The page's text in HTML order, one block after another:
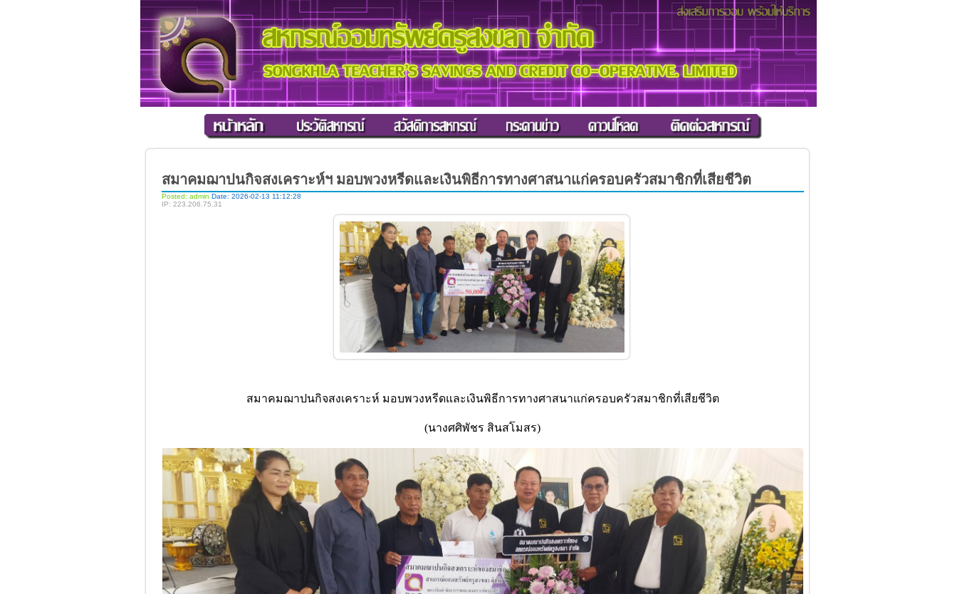
สมาคมฌาปนกิจสงเคราะห์ฯ มอบพวงหรีดและเงินพิธีการทางศาสนาแก่ครอบครัวสมาชิกที่เสียชีวิต
Posted: admin Date: 2026-02-13 11:12:28
IP: 223.206.75.31
สมาคมฌาปนกิจสงเคราะห์ มอบพวงหรีดและเงินพิธีการทางศาสนาแก่ครอบครัวสมาชิกที่เสียชีวิต
(นางศศิพัชร สินสโมสร)